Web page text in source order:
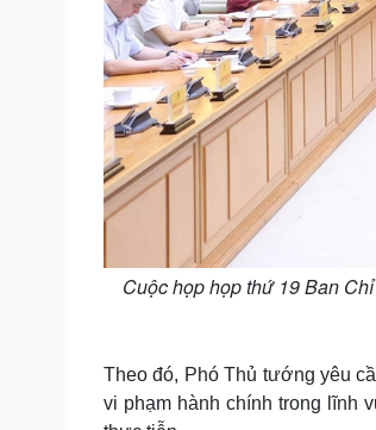
Cuộc họp họp thứ 19 Ban
Theo đó, Phó Thủ tướng yêu
vi phạm hành chính trong lĩnh